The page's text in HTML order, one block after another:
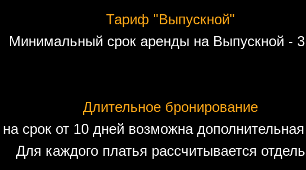
Тариф "Выпускной"
Минимальный срок аренды на Выпускной -
Длительное бронирование
срок от 10 дней возможна
Для каждого платья рассчитывается